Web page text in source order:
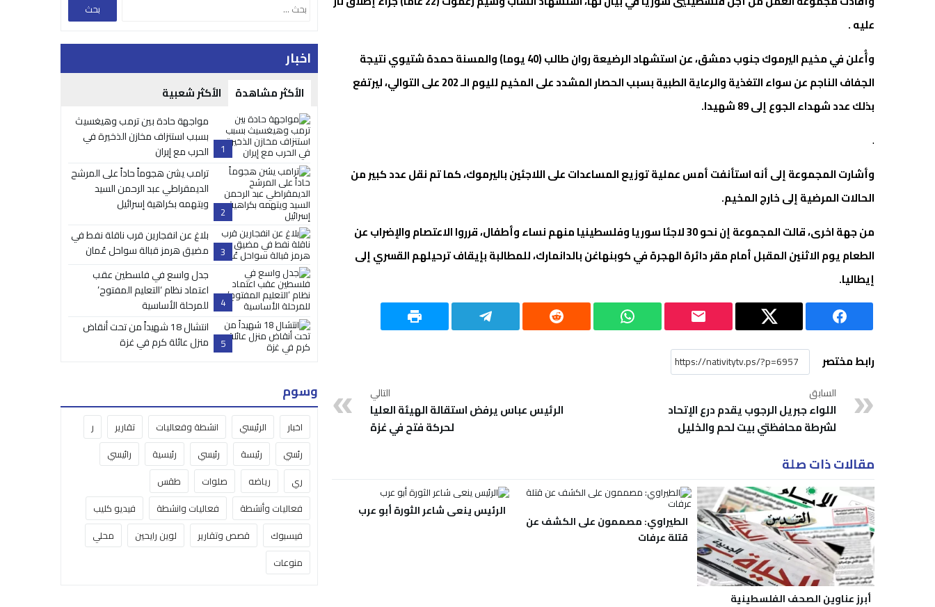
عليه .
وأُعلن في مخيم اليرموك جنوب دمشق، عن استشهاد الرضيعة روان طالب (40 يوما) والمسنة حمدة شتيوي نتيجة
الجفاف الناجم عن سواء التغذية والرعاية الطبية بسبب الحصار المشدد على المخيم لليوم الـ 202 على التوالي، ليرتفع
بذلك عدد شهداء الجوع إلى 89 شهيدا.
.
وأشارت المجموعة إلى أنه استأنفت أمس عملية توزيع المساعدات على اللاجئين باليرموك، كما تم نقل عدد كبير من
الحالات المرضية إلى خارج المخيم.
من جهة اخرى، قالت المجموعة إن نحو 30 لاجئا سوريا وفلسطينيا منهم نساء وأطفال، قرروا الاعتصام والإضراب عن
الطعام يوم الاثنين المقبل أمام مقر دائرة الهجرة في كوبنهاغن بالدانمارك، للمطالبة بإيقاف ترحيلهم القسري إلى
إيطاليا.
رابط مختصر
السابق
اللواء جبريل الرجوب يقدم درع الإتحاد
لشرطة محافظتي بيت لحم والخليل
التالي
الرئيس عباس يرفض استقالة الهيئة العليا
لحركة فتح في غزة
مقالات ذات صلة
أبرز عناوين الصحف الفلسطينية
الطيراوي: مصممون على الكشف عن
قتلة عرفات
الرئيس ينعى شاعر الثورة أبو عرب
اخبار
الأكثر مشاهدة الأكثر شعبية
1
مواجهة حادة بين ترمب وهيغسيث
بسبب استنزاف مخازن الذخيرة في
الحرب مع إيران
2
ترامب يشن هجوماً حاداً على المرشح
الديمقراطي عبد الرحمن السيد
ويتهمه بكراهية إسرائيل
3
بلاغ عن انفجارين قرب ناقلة نفط في
مضيق هرمز قبالة سواحل عُمان
4
جدل واسع في فلسطين عقب
اعتماد نظام ‘التعليم المفتوح’
للمرحلة الأساسية
5
انتشال 18 شهيداً من تحت أنقاض
منزل عائلة كرم في غزة
وسوم
اخبار الرئيسي انشطة وفعاليات تقارير
ر
رئسي
رئيسة رئيسي رئيسية
رائيسي
ري
رياضه صلوات
طقس
فعاليات وأنشطة
فعاليات وانشطة
فيديو كليب
فيسبوك
قصص وتقارير لوين رايحين
محلي
منوعات